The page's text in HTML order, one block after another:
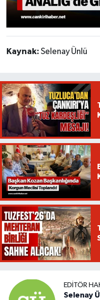
Kaynak: Selenay Ünlü
EDITÖR
Selenay